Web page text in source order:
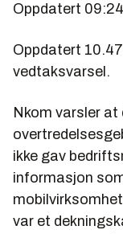
Oppdatert
Oppdatert
vedtaksvarsel.
Nkom varsler at
ikke gav
informasjon
var et